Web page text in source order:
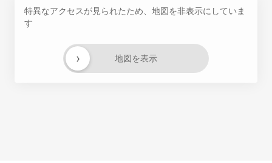
特異なアクセスが見られたため、地図を非表示にしていま
す
地図を表示
›